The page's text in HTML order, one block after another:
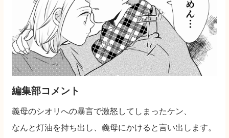
編集部コメント
義母のシオリへの暴言で激怒してしまったケン、
なんと灯油を持ち出し、義母にかけると言い出します。